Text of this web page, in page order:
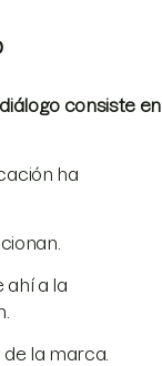
consiste en
ha
ahí a la
la marca.